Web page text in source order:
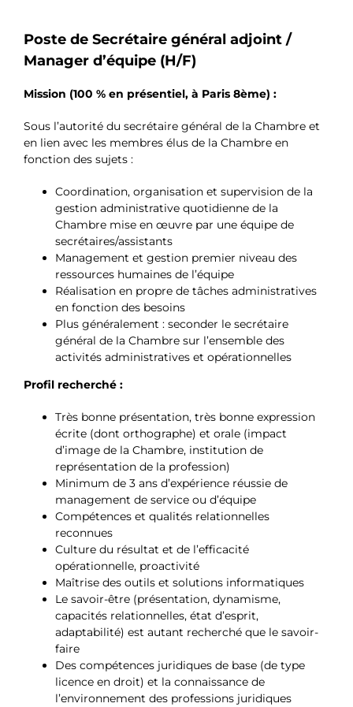
Poste de Secrétaire général adjoint /
Manager d’équipe (H/F)
Mission (100 % en présentiel, à Paris 8ème) :
Sous l’autorité du secrétaire général de la Chambre et
en lien avec les membres élus de la Chambre en
fonction des sujets :
Coordination, organisation et supervision de la
gestion administrative quotidienne de la
Chambre mise en œuvre par une équipe de
secrétaires/assistants
Management et gestion premier niveau des
ressources humaines de l’équipe
Réalisation en propre de tâches administratives
en fonction des besoins
Plus généralement : seconder le secrétaire
général de la Chambre sur l’ensemble des
activités administratives et opérationnelles
Profil recherché :
Très bonne présentation, très bonne expression
écrite (dont orthographe) et orale (impact
d’image de la Chambre, institution de
représentation de la profession)
Minimum de 3 ans d’expérience réussie de
management de service ou d’équipe
Compétences et qualités relationnelles
reconnues
Culture du résultat et de l’efficacité
opérationnelle, proactivité
Maîtrise des outils et solutions informatiques
Le savoir-être (présentation, dynamisme,
capacités relationnelles, état d’esprit,
adaptabilité) est autant recherché que le savoir-
faire
Des compétences juridiques de base (de type
licence en droit) et la connaissance de
l’environnement des professions juridiques